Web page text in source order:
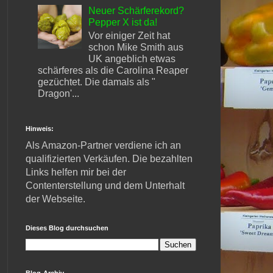
Neuer Schärferekord?
Pepper X ist da!
Vor einiger Zeit hat
schon Mike Smith aus
UK angeblich etwas
schärferes als die Carolina Reaper
gezüchtet. Die damals als "
Dragon'...
Hinweis:
Als Amazon-Partner verdiene ich an
qualifizierten Verkäufen. Die bezahlten
Links helfen mir bei der
Contenterstellung und dem Unterhalt
der Webseite.
Dieses Blog durchsuchen